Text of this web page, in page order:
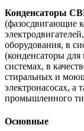
Конденсаторы
(фазосдвигающие
оборудования, в
(конденсаторы
системах, в
стиральных и
электронасосах, а
промышленного
Основные